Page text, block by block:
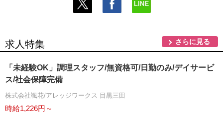
求人特集 さらに見る
「未経験OK」調理スタッフ/無資格可/日勤のみ/デイサービ
ス/社会保障完備
株式会社颯花/アレッジワークス 目黒三田
時給1,226円～